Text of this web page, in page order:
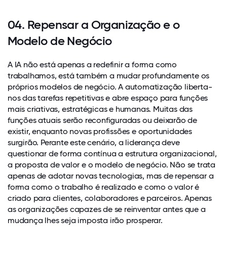
04. Repensar a Organização e o
Modelo de Negócio
A IA não está apenas a redefinir a forma como
trabalhamos, está também a mudar profundamente os
próprios modelos de negócio. A automatização liberta-
nos das tarefas repetitivas e abre espaço para funções
mais criativas, estratégicas e humanas. Muitas das
funções atuais serão reconfiguradas ou deixarão de
existir, enquanto novas profissões e oportunidades
surgirão. Perante este cenário, a liderança deve
questionar de forma contínua a estrutura organizacional,
a proposta de valor e o modelo de negócio. Não se trata
apenas de adotar novas tecnologias, mas de repensar a
forma como o trabalho é realizado e como o valor é
criado para clientes, colaboradores e parceiros. Apenas
as organizações capazes de se reinventar antes que a
mudança lhes seja imposta irão prosperar.